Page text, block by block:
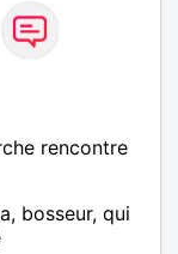
rencontre
bosseur, qui